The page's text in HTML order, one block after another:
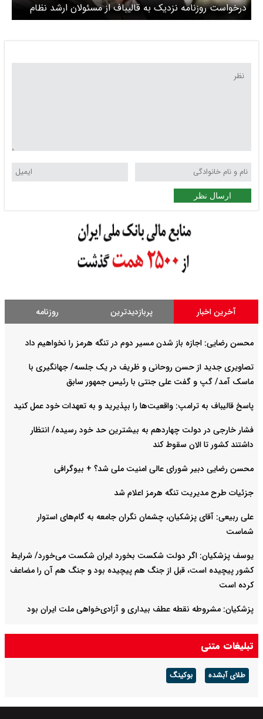
درخواست روزنامه نزدیک به قالیباف از مسئولان ارشد نظام
برای صحبت با مردم / وقتی ذوالقدر در دو ماه فقط یک
ارسال نظر
آخرین اخبار پربازدیدترین روزنامه
محسن رضایی: اجازه باز شدن مسیر دوم در تنگه هرمز را نخواهیم داد
تصاویری جدید از حسن روحانی و ظریف در یک جلسه/ جهانگیری با
ماسک آمد/ گپ و گفت علی جنتی با رئیس جمهور سابق
پاسخ قالیباف به ترامپ: واقعیت‌ها را بپذیرید و به تعهدات خود عمل کنید
فشار خارجی در دولت چهاردهم به بیشترین حد خود رسیده/ انتظار
داشتند کشور تا الان سقوط کند
محسن رضایی دبیر شورای عالی امنیت ملی شد؟ + بیوگرافی
جزئیات طرح مدیریت تنگه هرمز اعلام شد
علی ربیعی: آقای پزشکیان، چشمان نگران جامعه به گام‌های استوار
شماست
یوسف پزشکیان: اگر دولت شکست بخورد ایران شکست می‌خورد/ شرایط
کشور پیچیده است، قبل از جنگ هم پیچیده بود و جنگ هم آن را مضاعف‌
کرده است
پزشکیان: مشروطه نقطه عطف بیداری و آزادی‌خواهی ملت ایران بود
امیر دریادار منصور فلاحی درگذشت
تبلیغات متنی
طلای آبشده بوکینگ